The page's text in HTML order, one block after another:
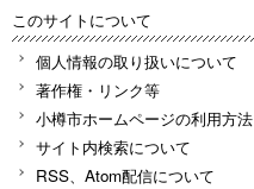
このサイトについて
個人情報の取り扱いについて
著作権・リンク等
小樽市ホームページの利用方法
サイト内検索について
RSS、Atom配信について